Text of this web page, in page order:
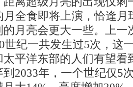
月全食即将上演，恰逢月
的月亮会更大一些。上一
世纪一共发生过5次，这
平洋东部的人们有望看
2033年，一个世纪仅5